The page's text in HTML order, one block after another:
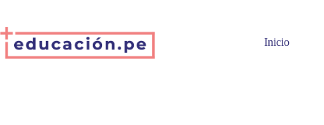
content
Inicio